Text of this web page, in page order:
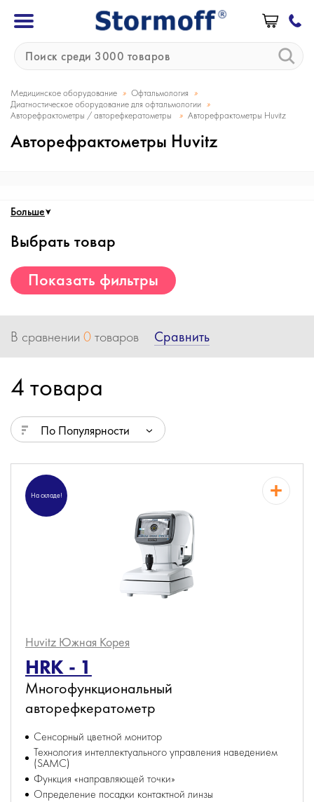
Медицинское оборудование » Офтальмология »
Диагностическое оборудование для офтальмологии »
Авторефрактометры / авторефкератометры » Авторефрактометры Huvitz
Авторефрактометры Huvitz
Больше
Выбрать товар
Показать фильтры
В сравнении 0товаров Сравнить
4 товара
По Популярности
На складе!
Huvitz Южная Корея
HRK - 1
Многофункциональный
авторефкератометр
Сенсорный цветной монитор
Технология интеллектуального управления наведением
(SAMC)
Функция «направляющей точки»
Определение посадки контактной линзы